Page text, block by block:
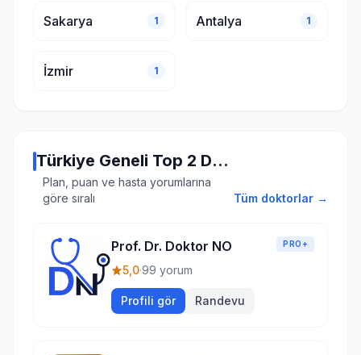
Sakarya 1 Antalya 1
İzmir 1
Türkiye Geneli Top 2 Doktor
Plan, puan ve hasta yorumlarına
göre sıralı
Tüm doktorlar →
Prof. Dr. Doktor NO PRO+
5,0·99 yorum
Profili gör Randevu